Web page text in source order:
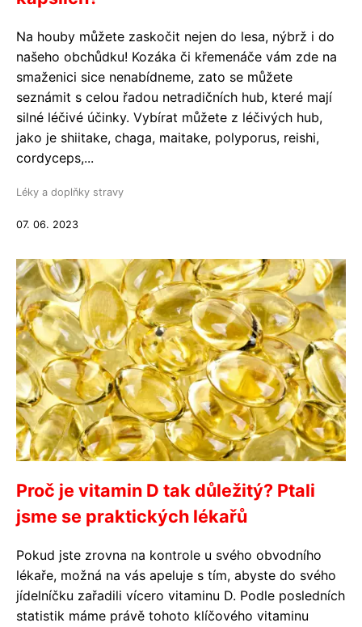
Na houby můžete zaskočit nejen do lesa, nýbrž i do
našeho obchůdku! Kozáka či křemenáče vám zde na
smaženici sice nenabídneme, zato se můžete
seznámit s celou řadou netradičních hub, které mají
silné léčivé účinky. Vybírat můžete z léčivých hub,
jako je shiitake, chaga, maitake, polyporus, reishi,
cordyceps,...
Léky a doplňky stravy
07. 06. 2023
Proč je vitamin D tak důležitý? Ptali
jsme se praktických lékařů
Pokud jste zrovna na kontrole u svého obvodního
lékaře, možná na vás apeluje s tím, abyste do svého
jídelníčku zařadili vícero vitaminu D. Podle posledních
statistik máme právě tohoto klíčového vitaminu